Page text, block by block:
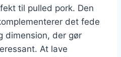
til pulled pork. Den
det fede
dimension, der gør
At lave